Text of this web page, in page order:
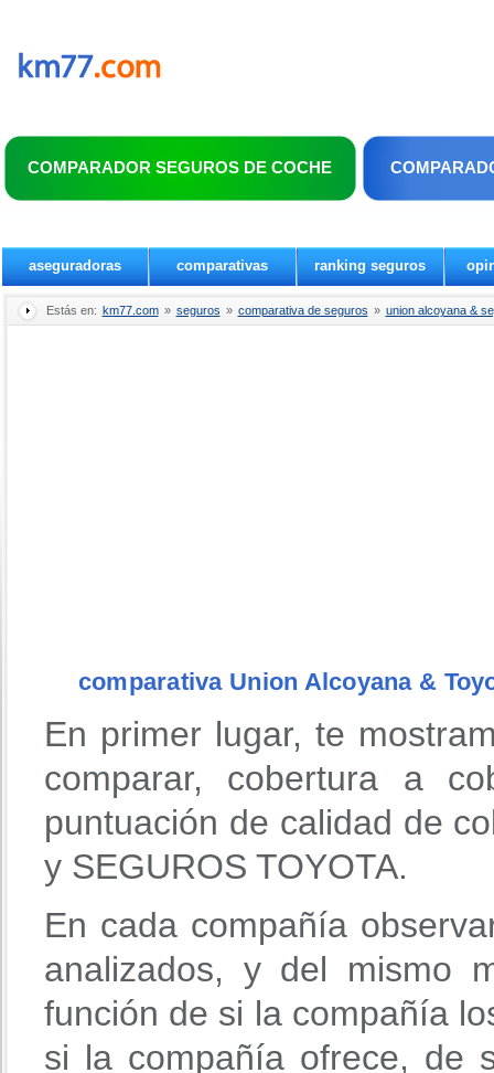
COMPARADOR SEGUROS DE COCHE
aseguradoras comparativas ranking seguros
Estás en: km77.com » seguros » comparativa de seguros » union alcoyana &
comparativa Union Alcoyana &
En primer lugar, te
comparar, cobertura a
puntuación de calidad de
y SEGUROS TOYOTA.
En cada compañía
analizados, y del mismo
función de si la compañía
si la compañía ofrece, de